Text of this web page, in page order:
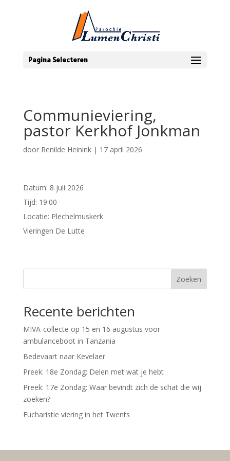
Pagina Selecteren
Communieviering,
pastor Kerkhof Jonkman
door Renilde Heinink| 17 april 2026
Datum: 8 juli 2026
Tijd: 19:00
Locatie: Plechelmuskerk
Vieringen De Lutte
Zoeken
Recente berichten
MIVA-collecte op 15 en 16 augustus voor
ambulanceboot in Tanzania
Bedevaart naar Kevelaer
Preek: 18e Zondag: Delen met wat je hebt
Preek: 17e Zondag: Waar bevindt zich de schat die wij
zoeken?
Eucharistie viering in het Twents